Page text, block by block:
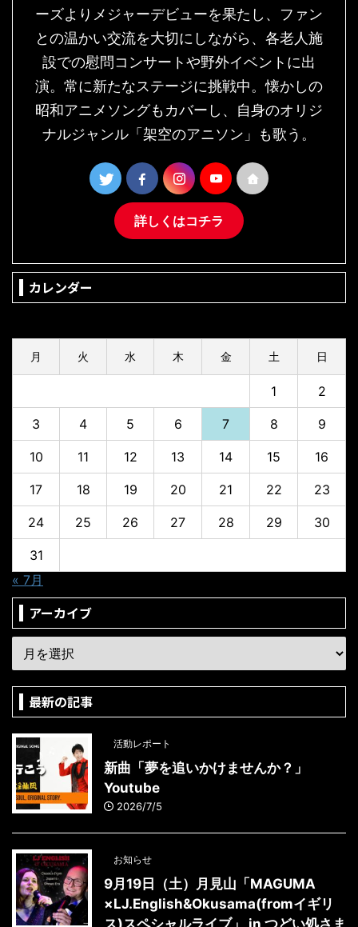
ーズよりメジャーデビューを果たし、ファン
との温かい交流を大切にしながら、各老人施
設での慰問コンサートや野外イベントに出
演。常に新たなステージに挑戦中。懐かしの
昭和アニメソングもカバーし、自身のオリジ
ナルジャンル「架空のアニソン」も歌う。
詳しくはコチラ
カレンダー
月 火 水 木 金 土 日
1 2
3 4 5 6 7 8 9
10 11 12 13 14 15 16
17 18 19 20 21 22 23
24 25 26 27 28 29 30
31
« 7月
アーカイブ
最新の記事
活動レポート
新曲「夢を追いかけませんか？」
Youtube
2026/7/5
お知らせ
9月19日（土）月見山「MAGUMA
×LJ.English&Okusama(fromイギリ